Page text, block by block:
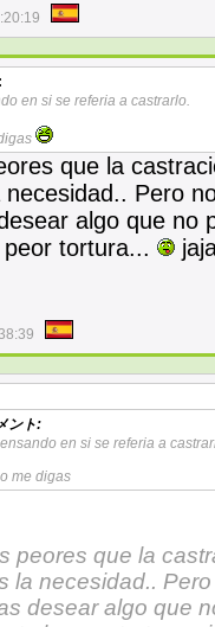
en si se referia a castrarlo.
que la
Pero
algo que no
tortura...
ント:
en si se referia a
me digas
peores que la
la necesidad..
desear algo que